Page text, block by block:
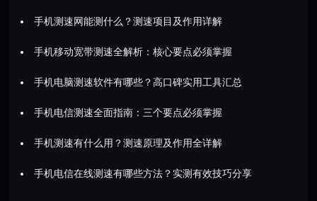
手机测速网能测什么？测速项目及作用详解
手机移动宽带测速全解析：核心要点必须掌握
手机电脑测速软件有哪些？高口碑实用工具汇总
手机电信测速全面指南：三个要点必须掌握
手机测速有什么用？测速原理及作用全详解
手机电信在线测速有哪些方法？实测有效技巧分享